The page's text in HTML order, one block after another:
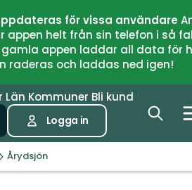
för vissa användare
helt från sin telefon i så
gamla appen laddar all data
raderas och laddas ned igen!
Län Kommuner Bli kund
Logga in
Årydsjön